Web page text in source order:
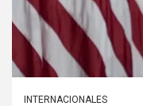
INTERNACIONALES